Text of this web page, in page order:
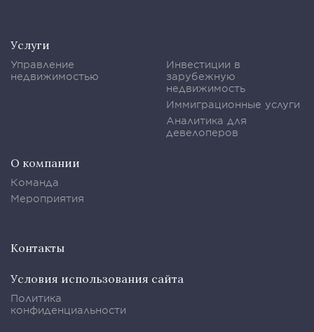
Услуги
Управление
недвижимостью
Инвестиции в
зарубежную
недвижимость
Иммиграционные услуги
Аналитика для
девелоперов
О компании
Команда
Мероприятия
Контакты
Условия использования сайта
Политика
конфиденциальности